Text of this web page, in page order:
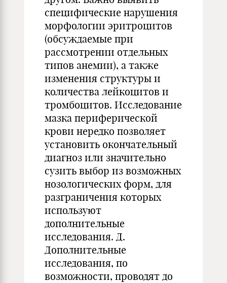
специфические нарушения
морфологии эритроцитов
(обсуждаемые при
рассмотрении отдельных
типов анемии), а также
изменения структуры и
количества лейкоцитов и
тромбоцитов. Исследование
мазка периферической
крови нередко позволяет
установить окончательный
диагноз или значительно
сузить выбор из возможных
нозологических форм, для
разграничения которых
используют
дополнительные
исследования. Д.
Дополнительные
исследования, по
возможности, проводят до